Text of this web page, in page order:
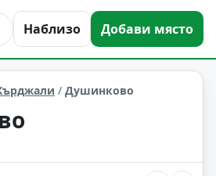
Наблизо Добави място
Кърджали
/ Душинково